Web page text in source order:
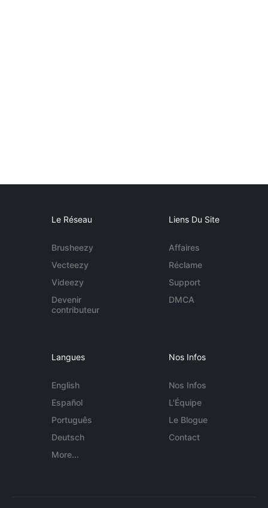
Le Réseau
Brusheezy
Vecteezy
Videezy
Devenir
contributeur
Liens Du Site
Affaires
Réclame
Support
DMCA
Langues
English
Español
Português
Deutsch
More...
Nos Infos
Nos Infos
L'Équipe
Le Blogue
Contact